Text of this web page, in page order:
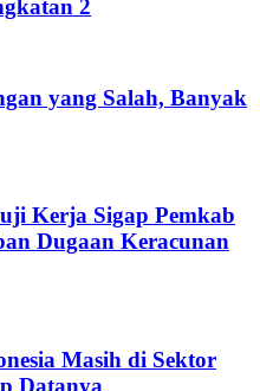
2
yang Salah, Banyak
Kerja Sigap Pemkab
Dugaan Keracunan
Masih di Sektor
Datanya